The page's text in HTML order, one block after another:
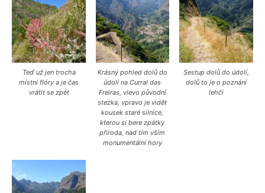
Teď už jen trocha
místní flóry a je čas
vrátit se zpět
Krásný pohled dolů do
údolí na Curral das
Freiras, vlevo původní
stezka, vpravo je vidět
kousek staré silnice,
kterou si bere zpátky
příroda, nad tím vším
monumentální hory
Sestup dolů do údolí,
dolů to je o poznání
lehčí